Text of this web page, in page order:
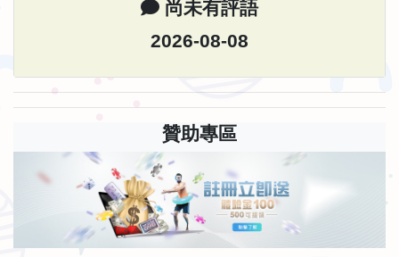
尚未有評語
2026-08-08
贊助專區